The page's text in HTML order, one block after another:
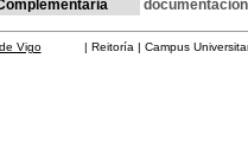
documentacion
Vigo| Reitoría | Campus Universitario |